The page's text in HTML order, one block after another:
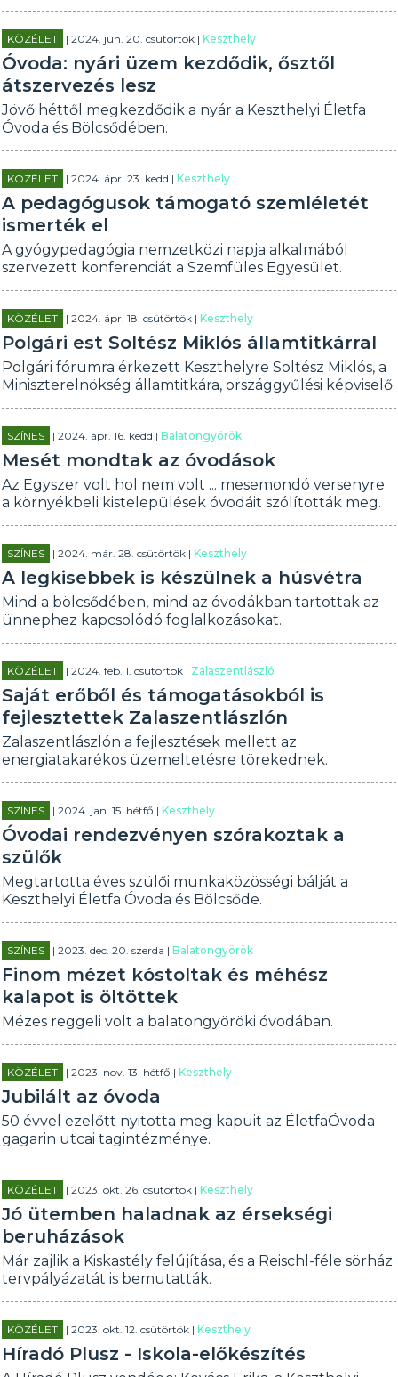
KÖZÉLET | 2024. jún. 20. csütörtök |Keszthely
Óvoda: nyári üzem kezdődik, ősztől
átszervezés lesz
Jövő héttől megkezdődik a nyár a Keszthelyi Életfa
Óvoda és Bölcsődében.
KÖZÉLET | 2024. ápr. 23. kedd |Keszthely
A pedagógusok támogató szemléletét
ismerték el
A gyógypedagógia nemzetközi napja alkalmából
szervezett konferenciát a Szemfüles Egyesület.
KÖZÉLET | 2024. ápr. 18. csütörtök |Keszthely
Polgári est Soltész Miklós államtitkárral
Polgári fórumra érkezett Keszthelyre Soltész Miklós, a
Miniszterelnökség államtitkára, országgyűlési képviselő.
SZÍNES | 2024. ápr. 16. kedd |Balatongyörök
Mesét mondtak az óvodások
Az Egyszer volt hol nem volt ... mesemondó versenyre
a környékbeli kistelepülések óvodáit szólították meg.
SZÍNES | 2024. már. 28. csütörtök |Keszthely
A legkisebbek is készülnek a húsvétra
Mind a bölcsődében, mind az óvodákban tartottak az
ünnephez kapcsolódó foglalkozásokat.
KÖZÉLET | 2024. feb. 1. csütörtök | Zalaszentlászló
Saját erőből és támogatásokból is
fejlesztettek Zalaszentlászlón
Zalaszentlászlón a fejlesztések mellett az
energiatakarékos üzemeltetésre törekednek.
SZÍNES | 2024. jan. 15. hétfő |Keszthely
Óvodai rendezvényen szórakoztak a
szülők
Megtartotta éves szülői munkaközösségi bálját a
Keszthelyi Életfa Óvoda és Bölcsőde.
SZÍNES | 2023. dec. 20. szerda |Balatongyörök
Finom mézet kóstoltak és méhész
kalapot is öltöttek
Mézes reggeli volt a balatongyöröki óvodában.
KÖZÉLET | 2023. nov. 13. hétfő |Keszthely
Jubilált az óvoda
50 évvel ezelőtt nyitotta meg kapuit az ÉletfaÓvoda
gagarin utcai tagintézménye.
KÖZÉLET | 2023. okt. 26. csütörtök |Keszthely
Jó ütemben haladnak az érsekségi
beruházások
Már zajlik a Kiskastély felújítása, és a Reischl-féle sörház
tervpályázatát is bemutatták.
KÖZÉLET | 2023. okt. 12. csütörtök |Keszthely
Híradó Plusz - Iskola-előkészítés